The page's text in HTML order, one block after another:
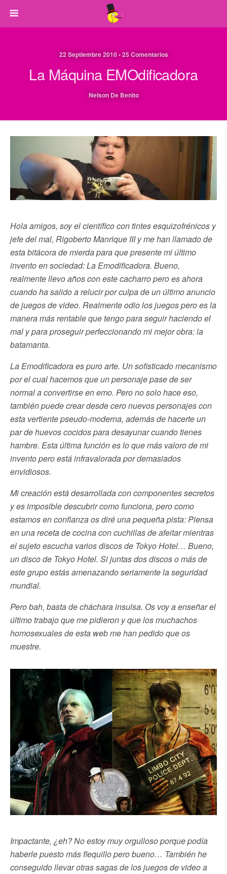
22 Septiembre 2010 • 25 Comentarios
La Máquina EMOdificadora
Nelson De Benito
Hola amigos, soy el científico con tintes esquizofrénicos y
jefe del mal, Rigoberto Manrique III y me han llamado de
esta bitácora de mierda para que presente mi último
invento en sociedad: La Emodificadora. Bueno,
realmente llevo años con este cacharro pero es ahora
cuando ha salido a relucir por culpa de un último anuncio
de juegos de video. Realmente odio los juegos pero es la
manera más rentable que tengo para seguir haciendo el
mal y para proseguir perfeccionando mi mejor obra: la
batamanta.
La Emodificadora es puro arte. Un sofisticado mecanismo
por el cual hacemos que un personaje pase de ser
normal a convertirse en emo. Pero no solo hace eso,
también puede crear desde cero nuevos personajes con
esta vertiente pseudo-moderna, además de hacerte un
par de huevos cocidos para desayunar cuando tienes
hambre. Esta última función es lo que más valoro de mi
invento pero está infravalorada por demasiados
envidiosos.
Mi creación está desarrollada con componentes secretos
y es imposible descubrir como funciona, pero como
estamos en confianza os diré una pequeña pista: Piensa
en una receta de cocina con cuchillas de afeitar mientras
el sujeto escucha varios discos de Tokyo Hotel… Bueno,
un disco de Tokyo Hotel. Si juntas dos discos o más de
este grupo estás amenazando seriamente la seguridad
mundial.
Pero bah, basta de cháchara insulsa. Os voy a enseñar el
último trabajo que me pidieron y que los muchachos
homosexuales de esta web me han pedido que os
muestre.
Impactante, ¿eh? No estoy muy orgulloso porque podía
haberle puesto más flequillo pero bueno… También he
conseguido llevar otras sagas de los juegos de video a